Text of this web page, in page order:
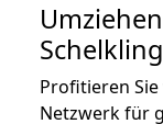
Profitieren
Netzwerk für